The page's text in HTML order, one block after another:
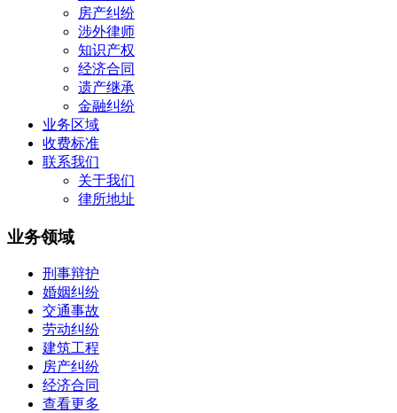
房产纠纷
涉外律师
知识产权
经济合同
遗产继承
金融纠纷
业务区域
收费标准
联系我们
关于我们
律所地址
业务领域
刑事辩护
婚姻纠纷
交通事故
劳动纠纷
建筑工程
房产纠纷
经济合同
查看更多